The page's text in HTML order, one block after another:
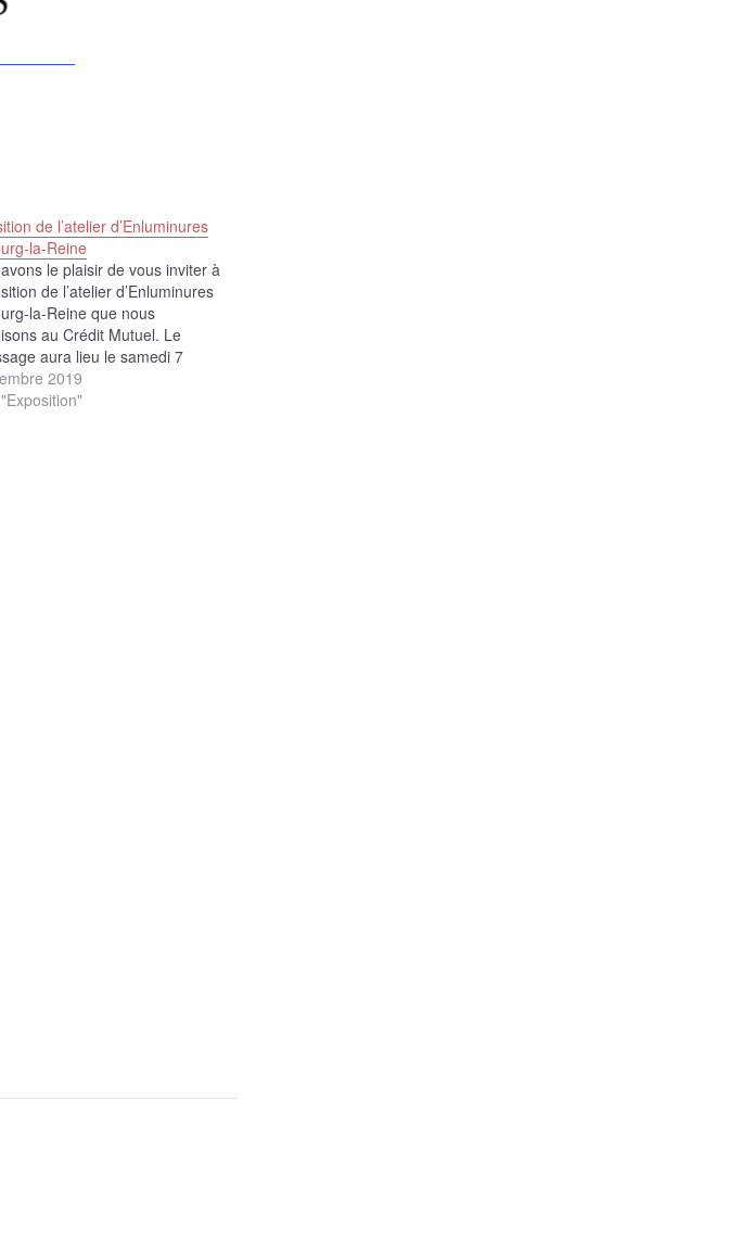
de l’atelier d’Enluminures
la-Reine
le plaisir de vous inviter à
de l’atelier d’Enluminures
la-Reine que nous
au Crédit Mutuel. Le
aura lieu le samedi 7
à 11H. Vous y découvrirez
deux dernières calligraphies
2019